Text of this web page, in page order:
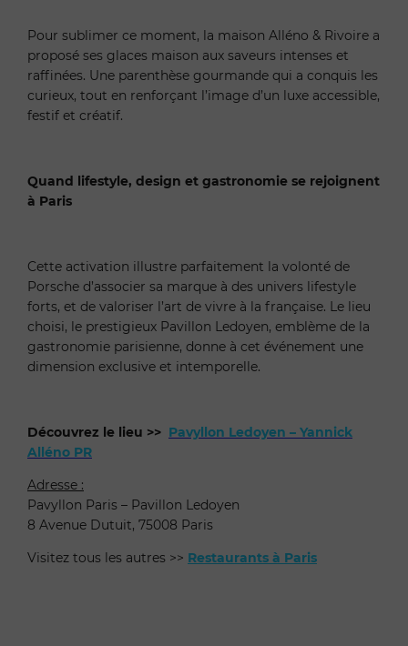
Pour sublimer ce moment, la maison Alléno & Rivoire a
proposé ses glaces maison aux saveurs intenses et
raffinées. Une parenthèse gourmande qui a conquis les
curieux, tout en renforçant l’image d’un luxe accessible,
festif et créatif.
Quand lifestyle, design et gastronomie se rejoignent
à Paris
Cette activation illustre parfaitement la volonté de
Porsche d’associer sa marque à des univers lifestyle
forts, et de valoriser l’art de vivre à la française. Le lieu
choisi, le prestigieux Pavillon Ledoyen, emblème de la
gastronomie parisienne, donne à cet événement une
dimension exclusive et intemporelle.
Découvrez le lieu >> Pavyllon Ledoyen – Yannick
Alléno PR
Adresse :
Pavyllon Paris – Pavillon Ledoyen
8 Avenue Dutuit, 75008 Paris
Visitez tous les autres >> Restaurants à Paris